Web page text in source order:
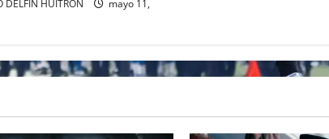
DELFIN HUITRON
mayo 11,